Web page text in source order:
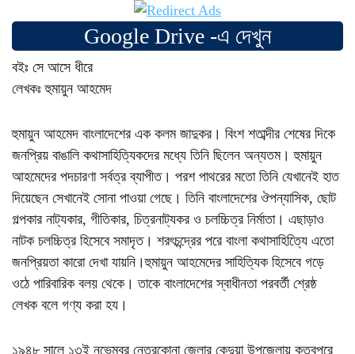
Google Drive -এ দেখুন
বইঃ সে আসে ধীরে
লেখকঃ হুমায়ুন আহমেদ
হুমায়ুন আহমেদ বাংলাদেশের এক কলম জাদুকর। বিংশ শতাব্দীর শেষের দিকে
জনপ্রিয় বাঙালি কথাসাহিত্যিকদের মধ্যে তিনি ছিলেন অন্যতম। হুমায়ুন
আহমেদের পদচারণা সর্বত্র ব্যাপীত। পরশ পাথরের মতো তিনি যেখানেই হাত
দিয়েছেন সেখানেই সোনা পাওয়া গেছে। তিনি বাংলাদেশের ঔপন্যাসিক, ছোট
গল্পকার নাট্যকার, গীতিকার, চিত্রনাট্যকর ও চলচ্চিত্র নির্মাতা। এছাড়াও
নাটক চলচ্চিত্র হিসেবে সমাদৃত। শরৎচন্দ্রের পরে বাংলা কথাসাহিত্যিে এতো
জনপ্রিয়তা কারো দেখা যায়নি।হুমায়ুন আহমেদের সাহিত্যিক হিসেবে গড়ে
ওঠে পারিবারিক বলয় থেকে। তাকে বাংলাদেশের স্বাধীনতা পরবর্তী শ্রেষ্ঠ
লেখক বলে গণ্য করা হয।
১৯৪৮ সালে ১৩ই নভেম্বর নেত্রকোনা জেলার কেন্দুয়া উপজেলায় কুতুবপুরে